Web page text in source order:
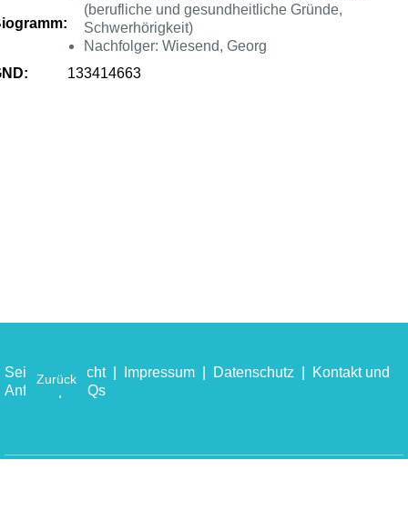
(berufliche und gesundheitliche Gründe,
Schwerhörigkeit)
Nachfolger: Wiesend, Georg
133414663
Zurück
Seitenübersicht| Impressum Datenschutz
Kontakt und
Anfahrt
FAQs